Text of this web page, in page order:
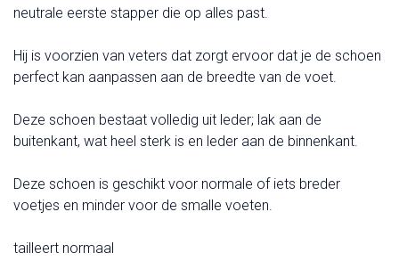
neutrale eerste stapper die op alles past.
Hij is voorzien van veters dat zorgt ervoor dat je de schoen
perfect kan aanpassen aan de breedte van de voet.
Deze schoen bestaat volledig uit leder; lak aan de
buitenkant, wat heel sterk is en leder aan de binnenkant.
Deze schoen is geschikt voor normale of iets breder
voetjes en minder voor de smalle voeten.
tailleert normaal